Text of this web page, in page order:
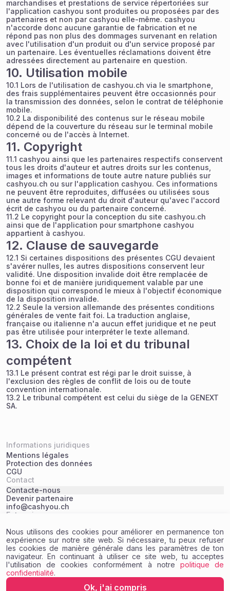
Nous utilisons des cookies pour améliorer en permanence ton
expérience sur notre site web. Si nécessaire, tu peux refuser
les cookies de manière générale dans les paramètres de ton
navigateur. En continuant à utiliser ce site web, tu acceptes
l'utilisation de cookies conformément à notre politique de
confidentialité.
Ok, j'ai compris
marchandises et prestations de service répertoriées sur
l'application cashyou sont produites ou proposées par des
partenaires et non par cashyou elle-même. cashyou
n'accorde donc aucune garantie de fabrication et ne
répond pas non plus des dommages survenant en relation
avec l'utilisation d'un produit ou d'un service proposé par
un partenaire. Les éventuelles réclamations doivent être
adressées directement au partenaire en question.
10. Utilisation mobile
10.1 Lors de l'utilisation de cashyou.ch via le smartphone,
des frais supplémentaires peuvent être occasionnés pour
la transmission des données, selon le contrat de téléphonie
mobile.
10.2 La disponibilité des contenus sur le réseau mobile
dépend de la couverture du réseau sur le terminal mobile
concerné ou de l'accès à Internet.
11. Copyright
11.1 cashyou ainsi que les partenaires respectifs conservent
tous les droits d'auteur et autres droits sur les contenus,
images et informations de toute autre nature publiés sur
cashyou.ch ou sur l'application cashyou. Ces informations
ne peuvent être reproduites, diffusées ou utilisées sous
une autre forme relevant du droit d'auteur qu'avec l'accord
écrit de cashyou ou du partenaire concerné.
11.2 Le copyright pour la conception du site cashyou.ch
ainsi que de l'application pour smartphone cashyou
appartient à cashyou.
12. Clause de sauvegarde
12.1 Si certaines dispositions des présentes CGU devaient
s'avérer nulles, les autres dispositions conservent leur
validité. Une disposition invalide doit être remplacée de
bonne foi et de manière juridiquement valable par une
disposition qui correspond le mieux à l'objectif économique
de la disposition invalide.
12.2 Seule la version allemande des présentes conditions
générales de vente fait foi. La traduction anglaise,
française ou italienne n'a aucun effet juridique et ne peut
pas être utilisée pour interpréter le texte allemand.
13. Choix de la loi et du tribunal
compétent
13.1 Le présent contrat est régi par le droit suisse, à
l'exclusion des règles de conflit de lois ou de toute
convention internationale.
13.2 Le tribunal compétent est celui du siège de la GENEXT
SA.
Informations juridiques
Mentions légales
Protection des données
CGU
Contact
Contacte-nous
Devenir partenaire
info@cashyou.ch
Entreprise
Télécharger
© GENEXT AG